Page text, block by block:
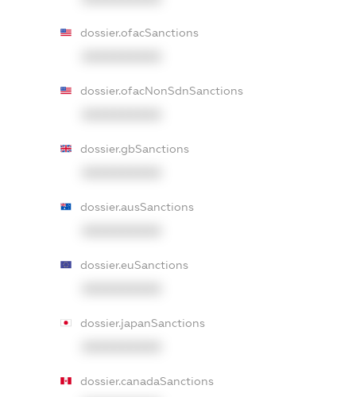
dossier.ofacSanctions
dossier.ofacNonSdnSanctions
dossier.gbSanctions
dossier.ausSanctions
dossier.euSanctions
dossier.japanSanctions
dossier.canadaSanctions